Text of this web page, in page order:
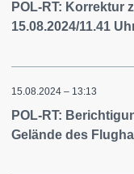
POL-RT: Korrektur
15.08.2024/11.41
15.08.2024 – 13:13
POL-RT:
Gelände des